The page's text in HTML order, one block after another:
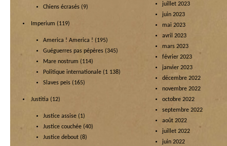
Chiens écrasés (9)
Imperium (119)
America ! America ! (195)
Guéguerres pas pépères (345)
Mare nostrum (114)
Politique internationale (1 138)
Slaves peïs (165)
Justitia (12)
Justice assise (1)
Justice couchée (40)
Justice debout (8)
juillet 2023
juin 2023
mai 2023
avril 2023
mars 2023
février 2023
janvier 2023
décembre 2022
novembre 2022
octobre 2022
septembre 2022
août 2022
juillet 2022
juin 2022